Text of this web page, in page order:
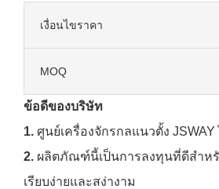
เงื่อนไขราคา
MOQ
ข้อดีของบริษัท
1. ศูนย์เครื่องจักรกลแนวตั้ง
2. ผลิตภัณฑ์นี้เป็นการลงทุนที่ดีสำหรั
เรียบง่ายและสง่างาม